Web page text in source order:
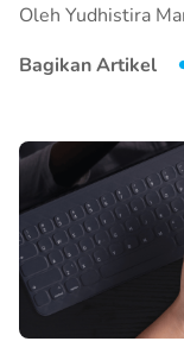
Oleh Yudhistira
Bagikan Artikel